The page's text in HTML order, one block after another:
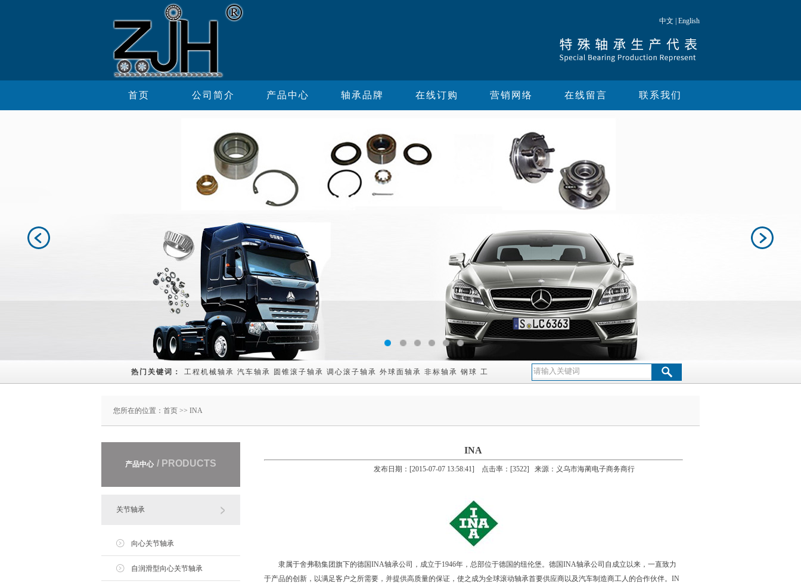
中文 English
首页 公司简介 产品中心 轴承品牌 在线订购 营销网络 在线留言 联系我们
5
热门关键词： 工程机械轴承 汽车轴承 圆锥滚子轴承 调心滚子轴承 外球面轴承 非标轴承 钢球 工程机械配件 关节轴承 轧机轴承 滚针轴承
您所在的位置： 首页 >> INA
产品中心 / PRODUCTS
关节轴承
向心关节轴承
自润滑型向心关节轴承
INA
发布日期：[2015-07-07 13:58:41] 点击率：[3522] 来源：义乌市海蔺电子商务商行
隶属于舍弗勒集团旗下的德国INA轴承公司，成立于1946年，总部位于德国的纽伦堡。德国INA轴承公司自成立以来，一直致力
于产品的创新，以满足客户之所需要，并提供高质量的保证，使之成为全球滚动轴承首要供应商以及汽车制造商工人的合作伙伴。IN